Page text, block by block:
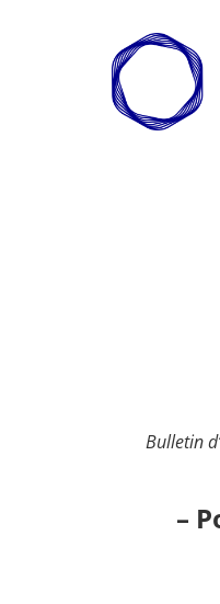
Bulletin
–